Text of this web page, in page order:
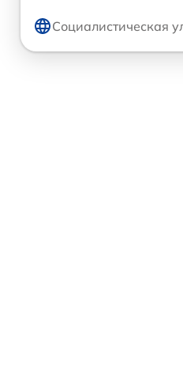
Социалистическая